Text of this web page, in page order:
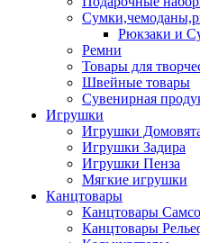
Рюкзаки и
Ремни
Товары для
Швейные товары
Сувенирная
Игрушки
Игрушки
Игрушки Задира
Игрушки Пенза
Мягкие игрушки
Канцтовары
Канцтовары
Канцтовары